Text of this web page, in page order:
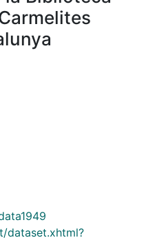
dataset.xhtml?